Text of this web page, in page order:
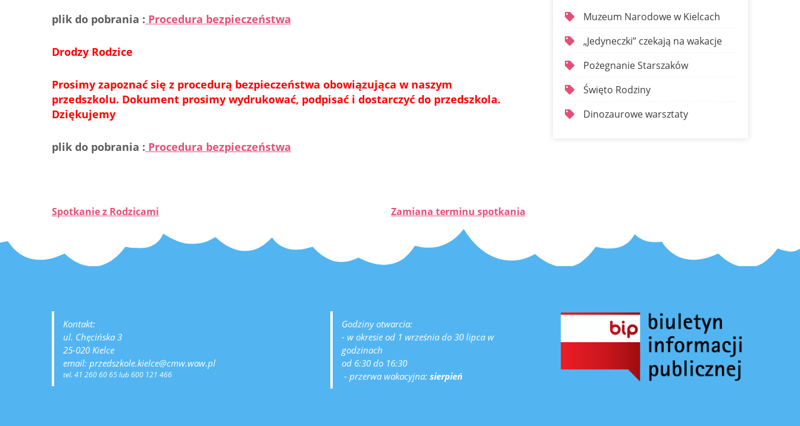
plik do pobrania : Procedura bezpieczeństwa
Drodzy Rodzice
Prosimy zapoznać się z procedurą bezpieczeństwa obowiązująca w naszym
przedszkolu. Dokument prosimy wydrukować, podpisać i dostarczyć do przedszkola.
Dziękujemy
plik do pobrania : Procedura bezpieczeństwa
Spotkanie z Rodzicami Zamiana terminu spotkania
Muzeum Narodowe w Kielcach
„Jedyneczki” czekają na wakacje
Pożegnanie Starszaków
Święto Rodziny
Dinozaurowe warsztaty
Kontakt:
ul. Chęcińska 3
25-020 Kielce
email: przedszkole.kielce@cmw.waw.pl
tel. 41 260 60 65 lub 600 121 466
Godziny otwarcia:
- w okresie od 1 września do 30 lipca w
godzinach
od 6:30 do 16:30
- przerwa wakacyjna: sierpień